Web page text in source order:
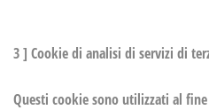
3 ] Cookie di analisi di servizi di
Questi cookie sono utilizzati al